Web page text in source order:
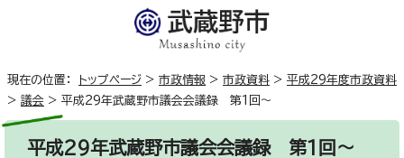
現在の位置： トップページ > 市政情報 > 市政資料 > 平成29年度市政資料
> 議会 > 平成29年武蔵野市議会会議録 第1回～
平成29年武蔵野市議会会議録 第1回～